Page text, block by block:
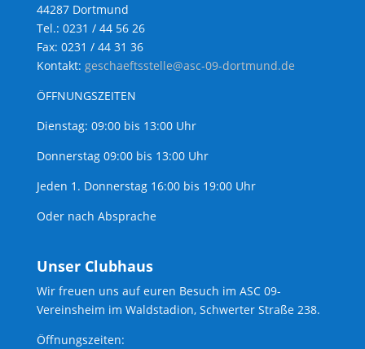
44287 Dortmund
Tel.: 0231 / 44 56 26
Fax: 0231 / 44 31 36
Kontakt: geschaeftsstelle@asc-09-dortmund.de
ÖFFNUNGSZEITEN
Dienstag: 09:00 bis 13:00 Uhr
Donnerstag 09:00 bis 13:00 Uhr
Jeden 1. Donnerstag 16:00 bis 19:00 Uhr
Oder nach Absprache
Unser Clubhaus
Wir freuen uns auf euren Besuch im ASC 09-
Vereinsheim im Waldstadion, Schwerter Straße 238.
Öffnungszeiten: